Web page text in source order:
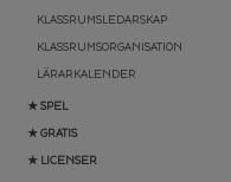
KLASSRUMSLEDARSKAP
KLASSRUMSORGANISATION
LÄRARKALENDER
★ SPEL
★ GRATIS
★ LICENSER